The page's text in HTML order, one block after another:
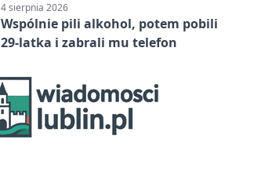
4 sierpnia 2026
Wspólnie pili alkohol, potem pobili
29-latka i zabrali mu telefon